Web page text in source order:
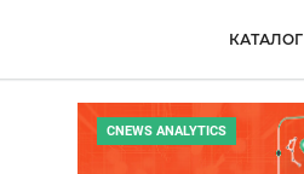
КАТАЛОГ
CNEWS ANALYTICS